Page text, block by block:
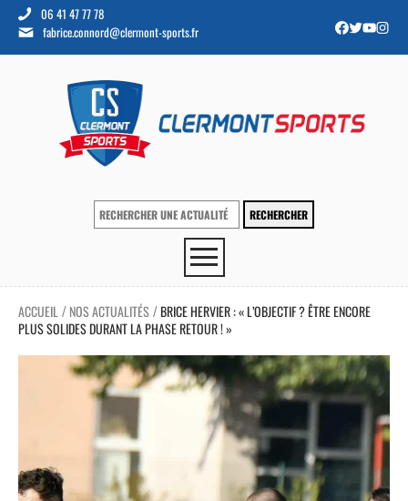
06 41 47 77 78
fabrice.connord@clermont-sports.fr
ACCUEIL / NOS ACTUALITÉS /BRICE HERVIER : « L’OBJECTIF ? ÊTRE ENCORE
PLUS SOLIDES DURANT LA PHASE RETOUR ! »